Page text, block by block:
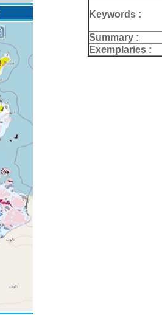
Keywords :
Summary :
Exemplaries :